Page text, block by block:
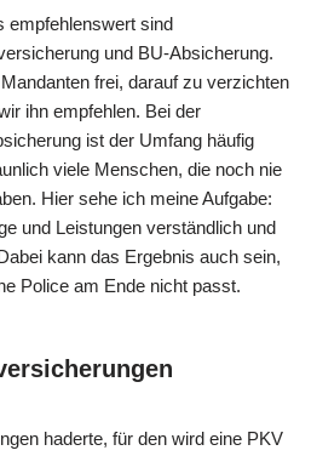
empfehlenswert sind
und BU-Absicherung.
frei, darauf zu verzichten
ihn empfehlen. Bei der
ist der Umfang häufig
viele Menschen, die noch nie
Hier sehe ich meine Aufgabe:
und Leistungen verständlich und
kann das Ergebnis auch sein,
Police am Ende nicht passt.
haderte, für den wird eine PKV